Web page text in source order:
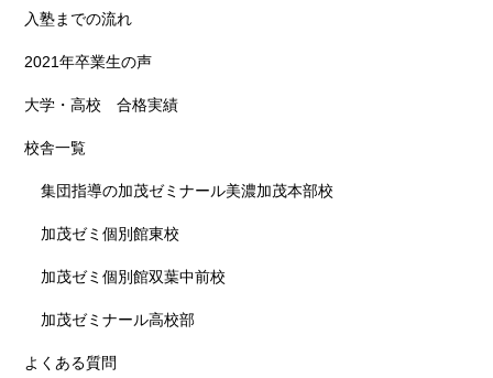
入塾までの流れ
2021年卒業生の声
大学・高校 合格実績
校舎一覧
集団指導の加茂ゼミナール美濃加茂本部校
加茂ゼミ個別館東校
加茂ゼミ個別館双葉中前校
加茂ゼミナール高校部
よくある質問